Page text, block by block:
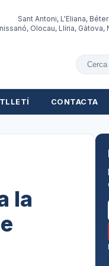
Sant Antoni, L'Eliana,
Olocau, Llíria,
CONTACTA
la